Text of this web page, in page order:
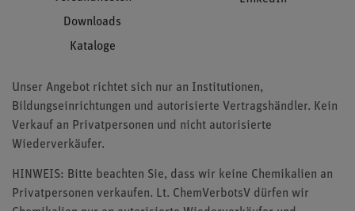
Downloads
Kataloge
Unser Angebot richtet sich nur an Institutionen,
Bildungseinrichtungen und autorisierte Vertragshändler. Kein
Verkauf an Privatpersonen und nicht autorisierte
Wiederverkäufer.
HINWEIS: Bitte beachten Sie, dass wir keine Chemikalien an
Privatpersonen verkaufen. Lt. ChemVerbotsV dürfen wir